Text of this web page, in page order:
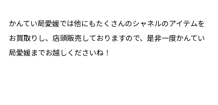
かんてい局愛媛では他にもたくさんのシャネルのアイテムを
お買取りし、店頭販売しておりますので、是非一度かんてい
局愛媛までお越しくださいね！